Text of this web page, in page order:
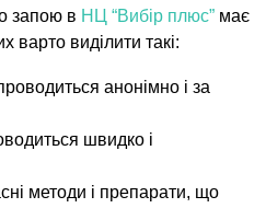
запою в НЦ “Вибір плюс” має
варто виділити такі:
анонімно і за
швидко і
методи і препарати, що